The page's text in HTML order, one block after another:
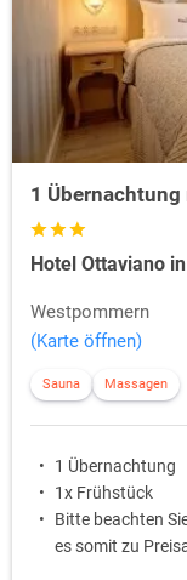
1
Hotel Ottaviano
Westpommern
(Karte öffnen)
Sauna Massagen
1 Übernachtung
1x Frühstück
Bitte beachten
es somit zu